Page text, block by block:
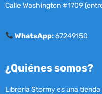
Calle Washington #1709
WhatsApp:67249150
¿Quiénes somos?
Librería Stormy es una